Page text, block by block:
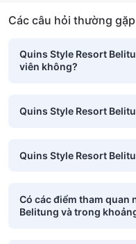
Các câu hỏi thường gặp
Quins Style Resort
viên không?
Quins Style Resort
Quins Style Resort
Có các điểm tham quan
Belitung và trong